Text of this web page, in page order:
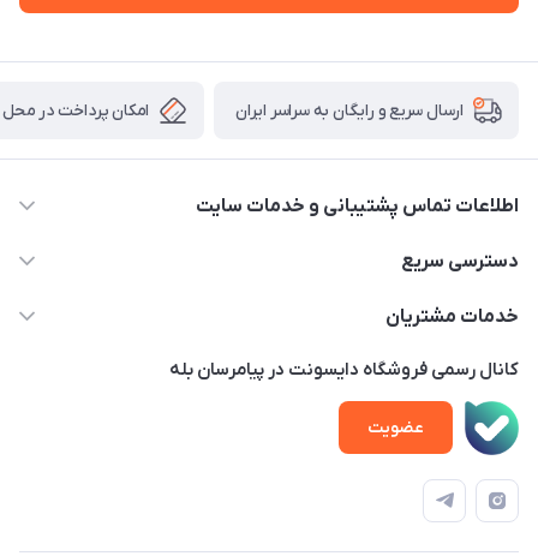
ارسال سریع و رایگان به سراسر ایران امکان پرداخت در محل
اطلاعات تماس پشتیبانی و خدمات سایت
02122913970 داخلی 219
پلاک 23 – طبقه 3
دسترسی سریع
خانه
ویدئو‌های آموزشی
دفترچه راهنمای محصولات
درباره ما
خدمات مشتریان
امور مشتریان
حساب کاربری
قوانین و مقررات
کانال رسمی فروشگاه دایسونت در پیامرسان بله
عضویت